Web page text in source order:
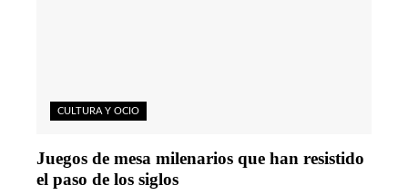
CULTURA Y OCIO
Juegos de mesa milenarios que han resistido
el paso de los siglos